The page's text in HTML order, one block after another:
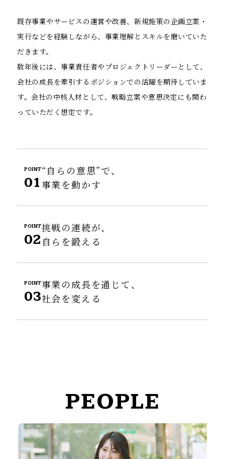
既存事業やサービスの運営や改善、新規施策の企画立案・
実行などを経験しながら、事業理解とスキルを磨いていた
だきます。
数年後には、事業責任者やプロジェクトリーダーとして、
会社の成長を牽引するポジションでの活躍を期待していま
す。会社の中核人材として、戦略立案や意思決定にも関わ
っていただく想定です。
POINT
01
“自らの意思”で、
事業を動かす
POINT
02
挑戦の連続が、
自らを鍛える
POINT
03
事業の成長を通じて、
社会を変える
PEOPLE